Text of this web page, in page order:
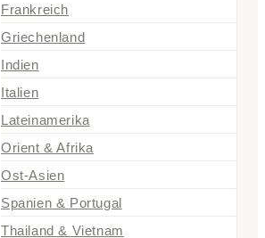
Frankreich
Griechenland
Indien
Italien
Lateinamerika
Orient & Afrika
Ost-Asien
Spanien & Portugal
Thailand & Vietnam